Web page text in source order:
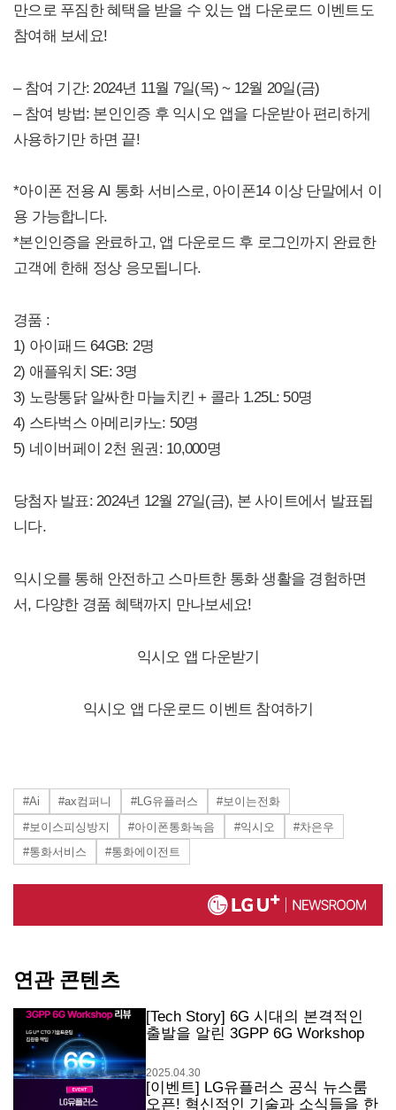
만으로 푸짐한 혜택을 받을 수 있는 앱 다운로드 이벤트도
참여해 보세요!
– 참여 기간: 2024년 11월 7일(목) ~ 12월 20일(금)
– 참여 방법: 본인인증 후 익시오 앱을 다운받아 편리하게
사용하기만 하면 끝!
*아이폰 전용 AI 통화 서비스로, 아이폰14 이상 단말에서 이
용 가능합니다.
*본인인증을 완료하고, 앱 다운로드 후 로그인까지 완료한
고객에 한해 정상 응모됩니다.
경품 :
1) 아이패드 64GB: 2명
2) 애플워치 SE: 3명
3) 노랑통닭 알싸한 마늘치킨 + 콜라 1.25L: 50명
4) 스타벅스 아메리카노: 50명
5) 네이버페이 2천 원권: 10,000명
당첨자 발표: 2024년 12월 27일(금), 본 사이트에서 발표됩
니다.
익시오를 통해 안전하고 스마트한 통화 생활을 경험하면
서, 다양한 경품 혜택까지 만나보세요!
익시오 앱 다운받기
익시오 앱 다운로드 이벤트 참여하기
#Ai #ax컴퍼니 #LG유플러스
#보이는전화
#보이스피싱방지
#아이폰통화녹음 #익시오
#차은우
#통화서비스
#통화에이전트
연관 콘텐츠
[Tech Story] 6G 시대의 본격적인
출발을 알린 3GPP 6G Workshop
2025.04.30
[이벤트] LG유플러스 공식 뉴스룸
오픈! 혁신적인 기술과 소식들을 한